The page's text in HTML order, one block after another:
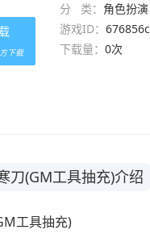
下载
分 类： 角色扮演
游戏ID： 676856c
下载量： 0次
刀(GM工具抽充)介绍
工具抽充)